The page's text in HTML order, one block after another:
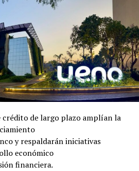
crédito de largo plazo amplían la
y respaldarán iniciativas
económico
financiera.